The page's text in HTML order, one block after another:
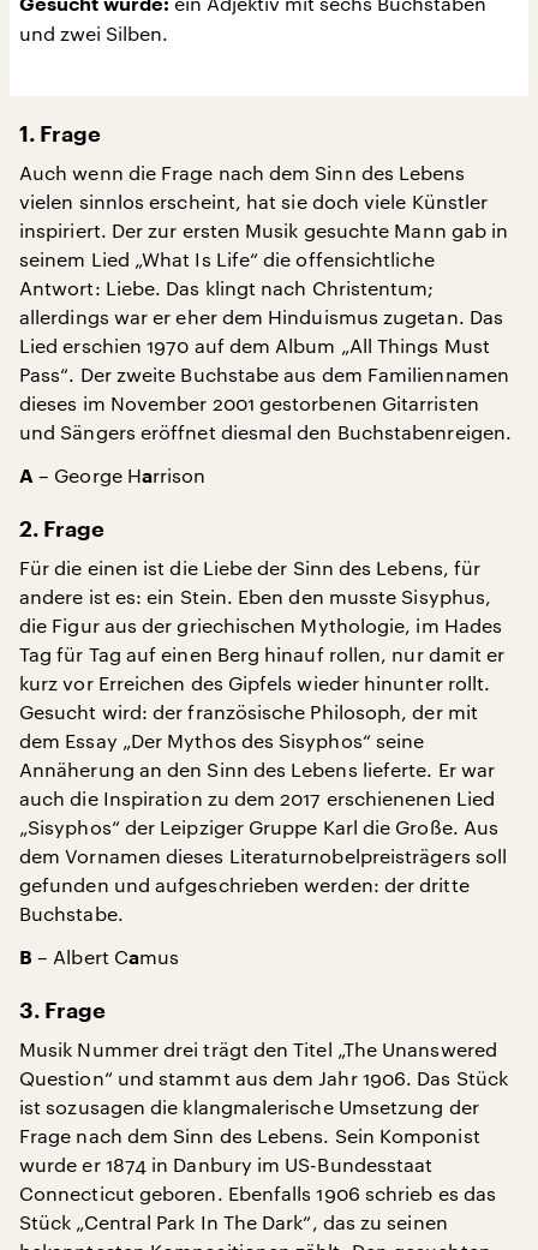
Gesucht wurde:
und zwei Silben.
1. Frage
Auch wenn die Frage nach dem Sinn des Lebens
vielen sinnlos erscheint, hat sie doch viele Künstler
inspiriert. Der zur ersten Musik gesuchte Mann gab in
seinem Lied „What Is Life“ die offensichtliche
Antwort: Liebe. Das klingt nach Christentum;
allerdings war er eher dem Hinduismus zugetan. Das
Lied erschien 1970 auf dem Album „All Things Must
Pass“. Der zweite Buchstabe aus dem Familiennamen
dieses im November 2001 gestorbenen Gitarristen
und Sängers eröffnet diesmal den Buchstabenreigen.
A – George Harrison
2. Frage
Für die einen ist die Liebe der Sinn des Lebens, für
andere ist es: ein Stein. Eben den musste Sisyphus,
die Figur aus der griechischen Mythologie, im Hades
Tag für Tag auf einen Berg hinauf rollen, nur damit er
kurz vor Erreichen des Gipfels wieder hinunter rollt.
Gesucht wird: der französische Philosoph, der mit
dem Essay „Der Mythos des Sisyphos“ seine
Annäherung an den Sinn des Lebens lieferte. Er war
auch die Inspiration zu dem 2017 erschienenen Lied
„Sisyphos“ der Leipziger Gruppe Karl die Große. Aus
dem Vornamen dieses Literaturnobelpreisträgers soll
gefunden und aufgeschrieben werden: der dritte
Buchstabe.
B – Albert Camus
3. Frage
Musik Nummer drei trägt den Titel „The Unanswered
Question“ und stammt aus dem Jahr 1906. Das Stück
ist sozusagen die klangmalerische Umsetzung der
Frage nach dem Sinn des Lebens. Sein Komponist
wurde er 1874 in Danbury im US-Bundesstaat
Connecticut geboren. Ebenfalls 1906 schrieb es das
Stück „Central Park In The Dark“, das zu seinen